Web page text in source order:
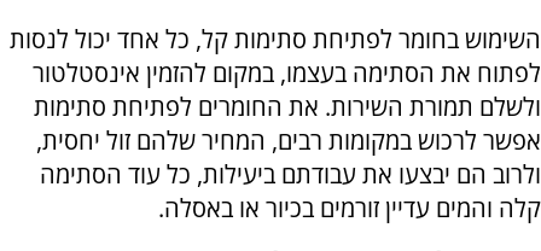
השימוש בחומר לפתיחת סתימות קל, כל אחד יכול לנסות
לפתוח את הסתימה בעצמו, במקום להזמין אינסטלטור
ולשלם תמורת השירות. את החומרים לפתיחת סתימות
אפשר לרכוש במקומות רבים, המחיר שלהם זול יחסית,
ולרוב הם יבצעו את עבודתם ביעילות, כל עוד הסתימה
קלה והמים עדיין זורמים בכיור או באסלה.